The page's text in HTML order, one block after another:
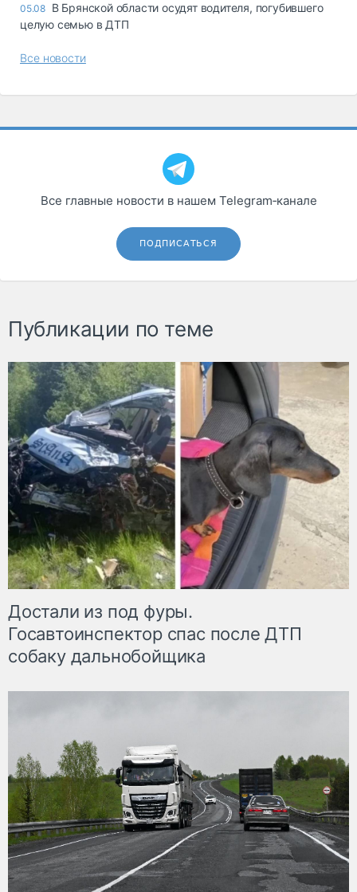
05.08 В Брянской области осудят водителя, погубившего
целую семью в ДТП
Все новости
Все главные новости в нашем Telegram‑канале
ПОДПИСАТЬСЯ
Публикации по теме
Достали из под фуры.
Госавтоинспектор спас после ДТП
собаку дальнобойщика